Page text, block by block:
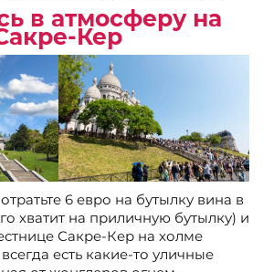
в атмосферу на
Кер
6 евро на бутылку вина в
хватит на приличную бутылку) и
Сакре-Кер на холме
есть какие-то уличные